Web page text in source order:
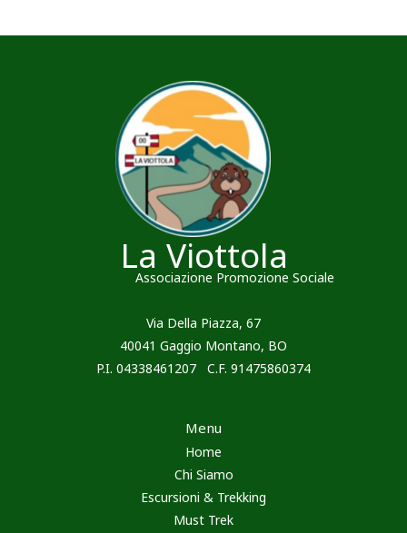
La Viottola
Associazione Promozione Sociale
Via Della Piazza, 67
40041 Gaggio Montano, BO
P.I. 04338461207 C.F. 91475860374
Menu
Home
Chi Siamo
Escursioni & Trekking
Must Trek